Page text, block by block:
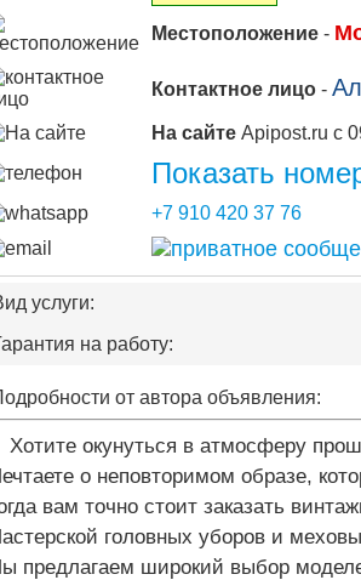
Местоположение -
Контактное лицо -
На сайте
Показать
+7 910 420 37 76
услуги:
на работу:
от автора объявления:
Хотите окунуться в атмосферу
о неповторимом образе,
вам точно стоит заказать
головных уборов и
предлагаем широкий выбор